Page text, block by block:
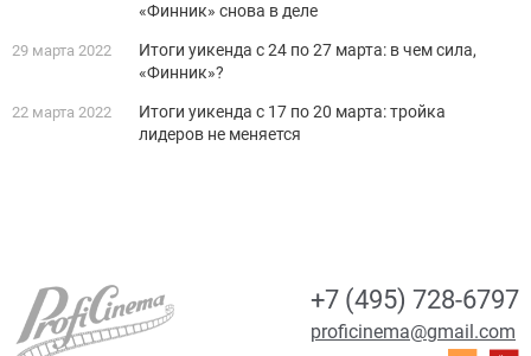
«Финник» снова в деле
29 марта 2022
Итоги уикенда с 24 по 27 марта: в чем сила,
«Финник»?
22 марта 2022
Итоги уикенда с 17 по 20 марта: тройка
лидеров не меняется
+7 (495) 728-6797
proficinema@gmail.com